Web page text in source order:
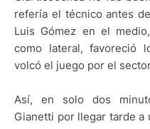
refería el técnico antes
Luis Gómez en el
como lateral, favoreció
volcó el juego por el
Así, en solo dos
Gianetti por llegar tarde a